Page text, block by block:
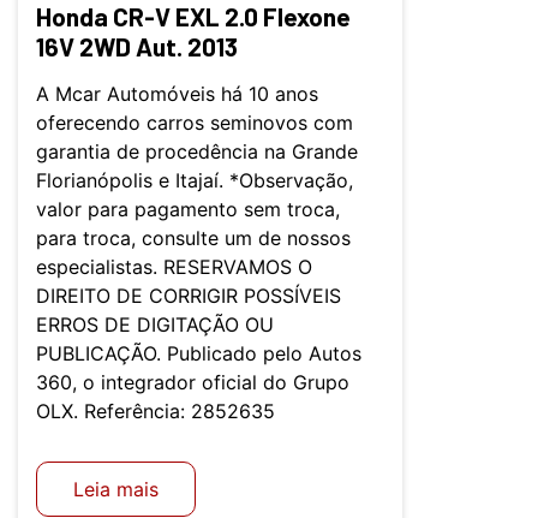
Honda CR-V EXL 2.0 Flexone
16V 2WD Aut. 2013
A Mcar Automóveis há 10 anos
oferecendo carros seminovos com
garantia de procedência na Grande
Florianópolis e Itajaí. *Observação,
valor para pagamento sem troca,
para troca, consulte um de nossos
especialistas. RESERVAMOS O
DIREITO DE CORRIGIR POSSÍVEIS
ERROS DE DIGITAÇÃO OU
PUBLICAÇÃO. Publicado pelo Autos
360, o integrador oficial do Grupo
OLX. Referência: 2852635
Leia mais